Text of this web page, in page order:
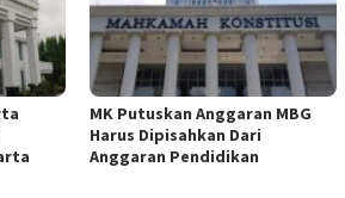
MK Putuskan Anggaran MBG
Harus Dipisahkan Dari
Anggaran Pendidikan